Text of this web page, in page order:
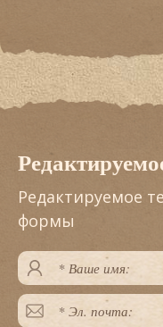
Редактируемое
формы